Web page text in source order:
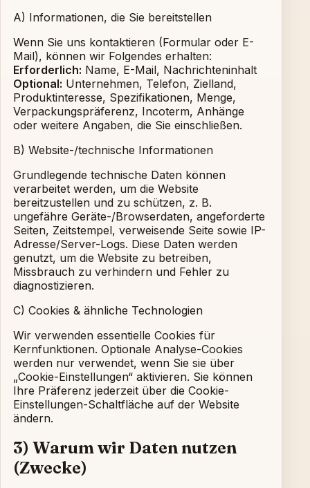
A) Informationen, die Sie bereitstellen
Wenn Sie uns kontaktieren (Formular oder E-
Mail), können wir Folgendes erhalten:
Erforderlich: Name, E-Mail, Nachrichteninhalt
Optional: Unternehmen, Telefon, Zielland,
Produktinteresse, Spezifikationen, Menge,
Verpackungspräferenz, Incoterm, Anhänge
oder weitere Angaben, die Sie einschließen.
B) Website-/technische Informationen
Grundlegende technische Daten können
verarbeitet werden, um die Website
bereitzustellen und zu schützen, z. B.
ungefähre Geräte-/Browserdaten, angeforderte
Seiten, Zeitstempel, verweisende Seite sowie IP-
Adresse/Server-Logs. Diese Daten werden
genutzt, um die Website zu betreiben,
Missbrauch zu verhindern und Fehler zu
diagnostizieren.
C) Cookies & ähnliche Technologien
Wir verwenden essentielle Cookies für
Kernfunktionen. Optionale Analyse-Cookies
werden nur verwendet, wenn Sie sie über
„Cookie-Einstellungen“ aktivieren. Sie können
Ihre Präferenz jederzeit über die Cookie-
Einstellungen-Schaltfläche auf der Website
ändern.
3) Warum wir Daten nutzen
(Zwecke)